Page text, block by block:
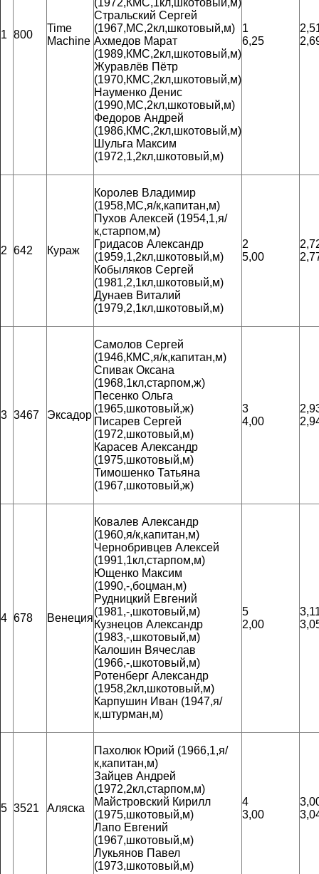
1 800
Time
Machine
(1972,КМС,1кл,шкотовый,м)
Стральский Сергей
(1967,МС,2кл,шкотовый,м)
Ахмедов Марат
(1989,КМС,2кл,шкотовый,м)
Журавлёв Пётр
(1970,КМС,2кл,шкотовый,м)
Науменко Денис
(1990,МС,2кл,шкотовый,м)
Федоров Андрей
(1986,КМС,2кл,шкотовый,м)
Шульга Максим
(1972,1,2кл,шкотовый,м)
1
6,25
2 642 Кураж
Королев Владимир
(1958,МС,я/к,капитан,м)
Пухов Алексей (1954,1,я/
к,старпом,м)
Гридасов Александр
(1959,1,2кл,шкотовый,м)
Кобыляков Сергей
(1981,2,1кл,шкотовый,м)
Дунаев Виталий
(1979,2,1кл,шкотовый,м)
2
5,00
3 3467 Эксадор
Самолов Сергей
(1946,КМС,я/к,капитан,м)
Спивак Оксана
(1968,1кл,старпом,ж)
Песенко Ольга
(1965,шкотовый,ж)
Писарев Сергей
(1972,шкотовый,м)
Карасев Александр
(1975,шкотовый,м)
Тимошенко Татьяна
(1967,шкотовый,ж)
3
4,00
4 678 Венеция
Ковалев Александр
(1960,я/к,капитан,м)
Чернобривцев Алексей
(1991,1кл,старпом,м)
Ющенко Максим
(1990,-,боцман,м)
Рудницкий Евгений
(1981,-,шкотовый,м)
Кузнецов Александр
(1983,-,шкотовый,м)
Калошин Вячеслав
(1966,-,шкотовый,м)
Ротенберг Александр
(1958,2кл,шкотовый,м)
Карпушин Иван (1947,я/
к,штурман,м)
5
2,00
5 3521 Аляска
Пахолюк Юрий (1966,1,я/
к,капитан,м)
Зайцев Андрей
(1972,2кл,старпом,м)
Майстровский Кирилл
(1975,шкотовый,м)
Лапо Евгений
(1967,шкотовый,м)
Лукьянов Павел
(1973,шкотовый,м)
4
3,00